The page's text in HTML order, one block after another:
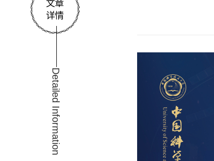
文章
详情
Detailed Information